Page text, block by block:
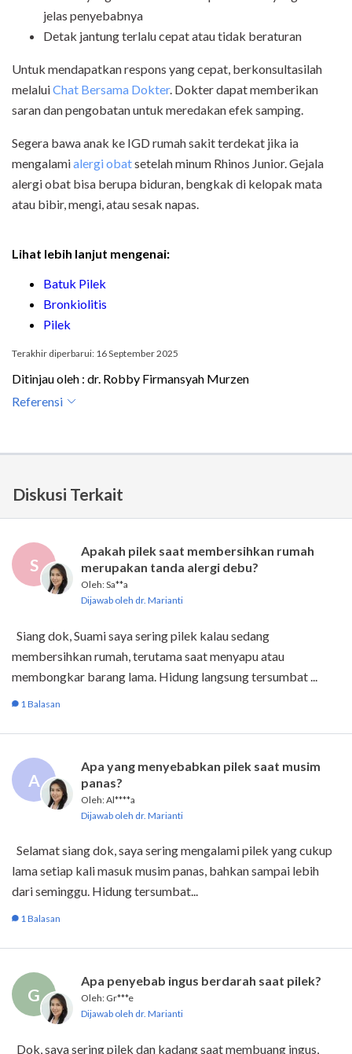
jelas penyebabnya
Detak jantung terlalu cepat atau tidak beraturan
Untuk mendapatkan respons yang cepat, berkonsultasilah
melaluiChat Bersama Dokter. Dokter dapat memberikan
saran dan pengobatan untuk meredakan efek samping.
Segera bawa anak ke IGD rumah sakit terdekat jika ia
mengalamialergi obatsetelah minum Rhinos Junior. Gejala
alergi obat bisa berupa biduran, bengkak di kelopak mata
atau bibir, mengi, atau sesak napas.
Lihat lebih lanjut mengenai:
Batuk Pilek
Bronkiolitis
Pilek
Terakhir diperbarui: 16 September 2025